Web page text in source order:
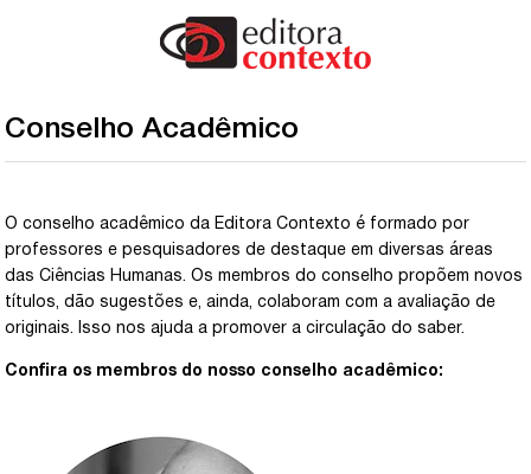
Conselho Acadêmico
O conselho acadêmico da Editora Contexto é formado por
professores e pesquisadores de destaque em diversas áreas
das Ciências Humanas. Os membros do conselho propõem novos
títulos, dão sugestões e, ainda, colaboram com a avaliação de
originais. Isso nos ajuda a promover a circulação do saber.
Confira os membros do nosso conselho acadêmico: